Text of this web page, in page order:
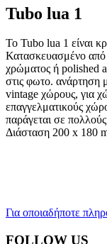
Tubo lua 1
Το Tubo lua 1 είναι
Κατασκευασμένο
χρώματος ή polished
στις φωτο. ανάρτηση
vintage χώρους, για
επαγγελματικούς
παράγεται σε
Διάσταση 200 x 180
Για οποιαδήποτε
FOLLOW US